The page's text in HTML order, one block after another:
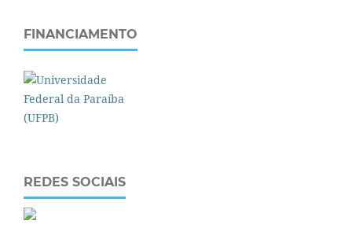
FINANCIAMENTO
REDES SOCIAIS